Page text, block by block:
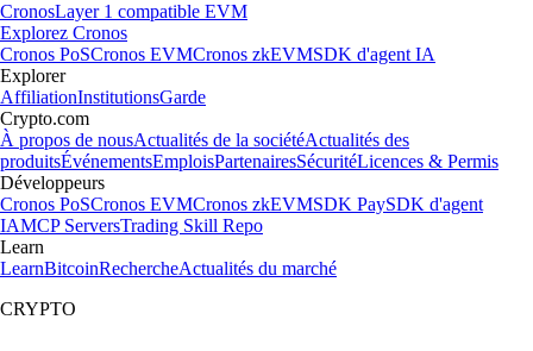
CronosLayer 1 compatible EVM
Explorez Cronos
Cronos PoSCronos EVMCronos zkEVMSDK d'agent IA
Explorer
AffiliationInstitutionsGarde
Crypto.com
À propos de nousActualités de la sociétéActualités des
produitsÉvénementsEmploisPartenairesSécuritéLicences & Permis
Développeurs
Cronos PoSCronos EVMCronos zkEVMSDK PaySDK d'agent
IAMCP ServersTrading Skill Repo
Learn
LearnBitcoinRechercheActualités du marché
CRYPTO